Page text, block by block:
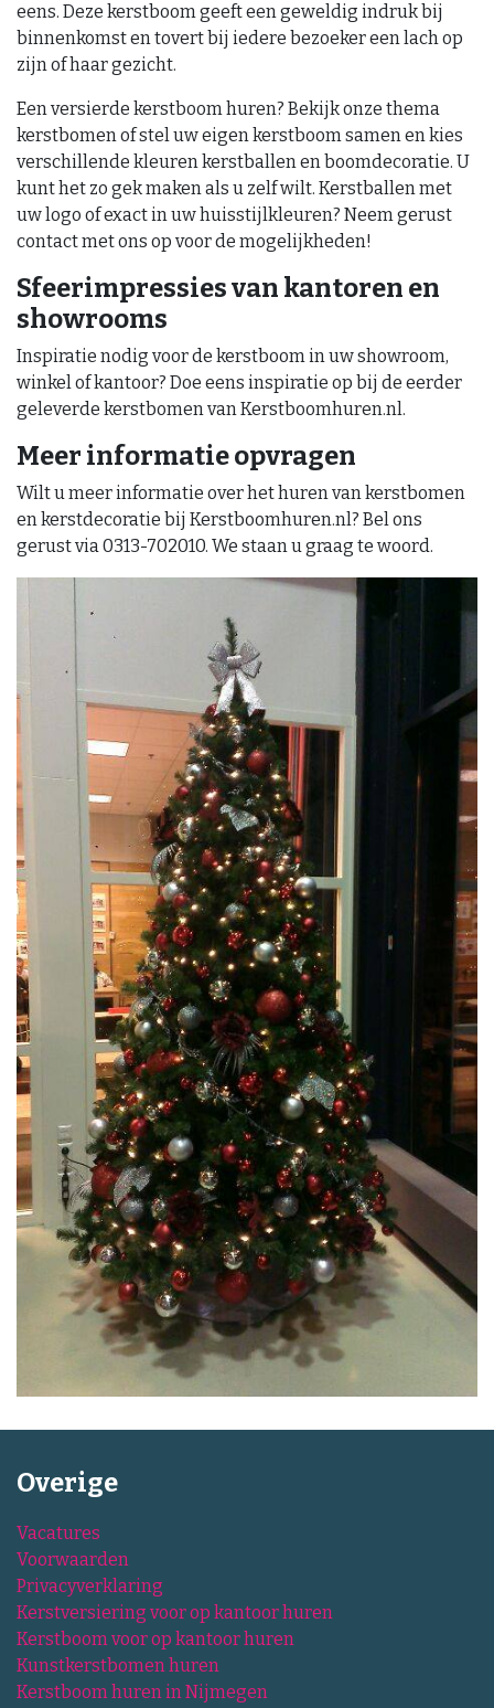
eens. Deze kerstboom geeft een geweldig indruk bij
binnenkomst en tovert bij iedere bezoeker een lach op
zijn of haar gezicht.
Een versierde kerstboom huren? Bekijk onze thema
kerstbomen of stel uw eigen kerstboom samen en kies
verschillende kleuren kerstballen en boomdecoratie. U
kunt het zo gek maken als u zelf wilt. Kerstballen met
uw logo of exact in uw huisstijlkleuren? Neem gerust
contact met ons op voor de mogelijkheden!
Sfeerimpressies van kantoren en
showrooms
Inspiratie nodig voor de kerstboom in uw showroom,
winkel of kantoor? Doe eens inspiratie op bij de eerder
geleverde kerstbomen van Kerstboomhuren.nl.
Meer informatie opvragen
Wilt u meer informatie over het huren van kerstbomen
en kerstdecoratie bij Kerstboomhuren.nl? Bel ons
gerust via 0313-702010. We staan u graag te woord.
Overige
Vacatures
Voorwaarden
Privacyverklaring
Kerstversiering voor op kantoor huren
Kerstboom voor op kantoor huren
Kunstkerstbomen huren
Kerstboom huren in Nijmegen